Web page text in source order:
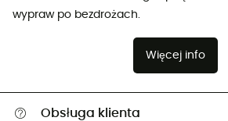
wypraw po bezdrożach.
Więcej info
Obsługa klienta